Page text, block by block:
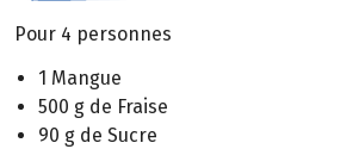
Pour 4 personnes
1 Mangue
500 g de Fraise
90 g de Sucre